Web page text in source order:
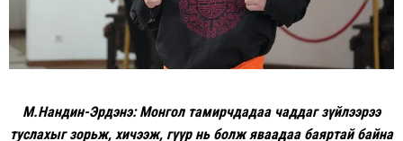
М.Нандин-Эрдэнэ: Монгол тамирчдадаа чаддаг зүйлээрээ
туслахыг зорьж, хичээж, гүүр нь болж яваадаа баяртай байна